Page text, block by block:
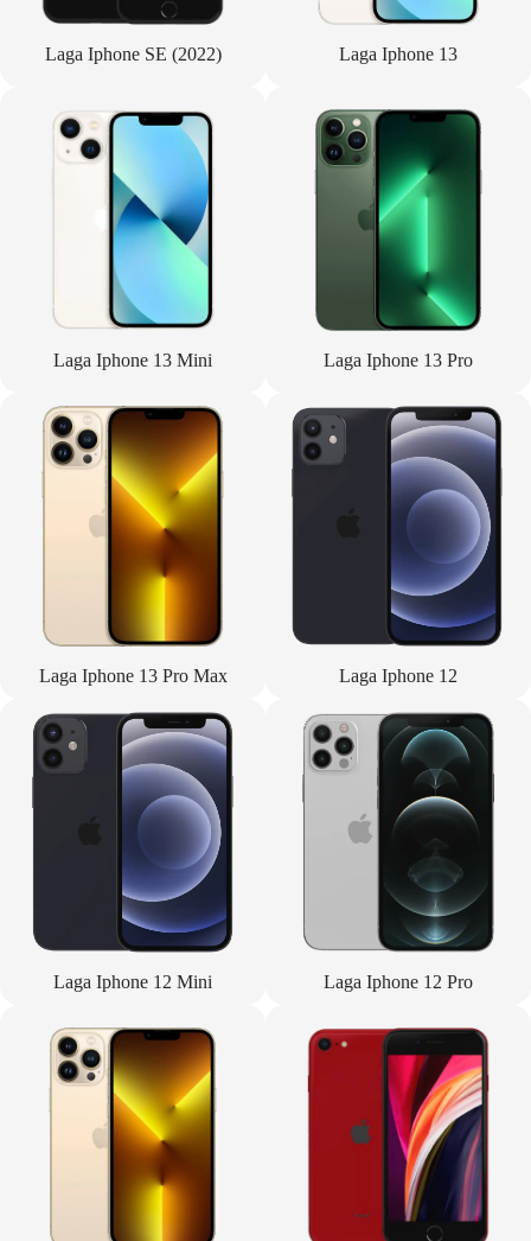
Laga Iphone SE (2022) Laga Iphone 13
Laga Iphone 13 Mini Laga Iphone 13 Pro
Laga Iphone 13 Pro Max Laga Iphone 12
Laga Iphone 12 Mini Laga Iphone 12 Pro